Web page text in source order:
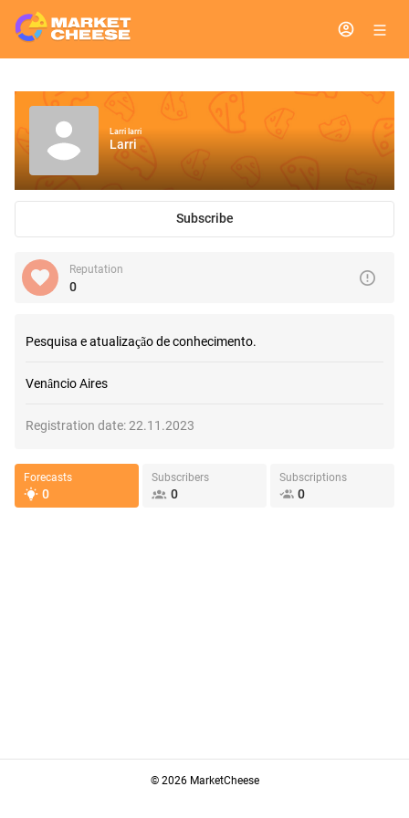
Larri larri
Larri
Subscribe
Reputation
0
Pesquisa e atualização de conhecimento.
Venâncio Aires
Registration date:22.11.2023
Forecasts
0
Subscribers
0
Subscriptions
0
© 2026 MarketCheese